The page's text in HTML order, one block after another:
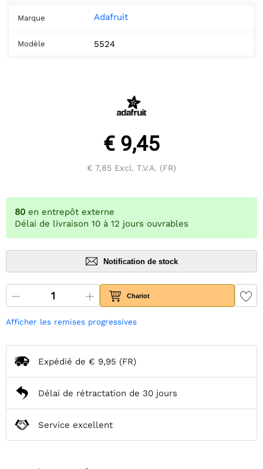
Marque Adafruit
Modèle 5524
€ 9,45
€ 7,85 Excl. T.V.A. (FR)
80 en entrepôt externe
Délai de livraison 10 à 12 jours ouvrables
Notification de stock
Chariot
Afficher les remises progressives
Expédié de € 9,95 (FR)
Délai de rétractation de 30 jours
Service excellent